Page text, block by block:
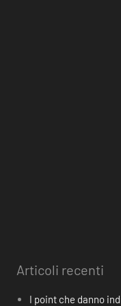
Articoli recenti
I point che danno